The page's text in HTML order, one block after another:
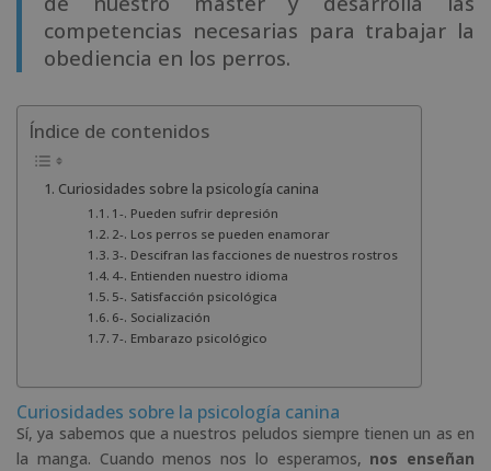
competencias necesarias para trabajar la
obediencia en los perros.
Índice de contenidos
Curiosidades sobre la psicología canina
1-. Pueden sufrir depresión
2-. Los perros se pueden enamorar
3-. Descifran las facciones de nuestros rostros
4-. Entienden nuestro idioma
5-. Satisfacción psicológica
6-. Socialización
7-. Embarazo psicológico
Curiosidades sobre la psicología canina
Sí, ya sabemos que a nuestros peludos siempre tienen un as en
la manga. Cuando menos nos lo esperamos, nos enseñan